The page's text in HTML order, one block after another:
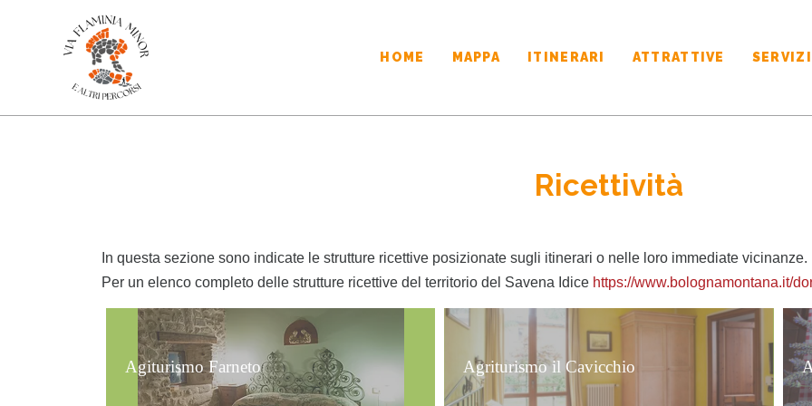
HOME MAPPA ITINERARI ATTRATTIVE SERVIZI
Ricettività
In questa sezione sono indicate le strutture ricettive posizionate sugli itinerari o nelle loro immediate vicinanze.
Per un elenco completo delle strutture ricettive del territorio del Savena Idice https://www.bolognamontana.it/
Agiturismo Farneto Agriturismo il Cavicchio